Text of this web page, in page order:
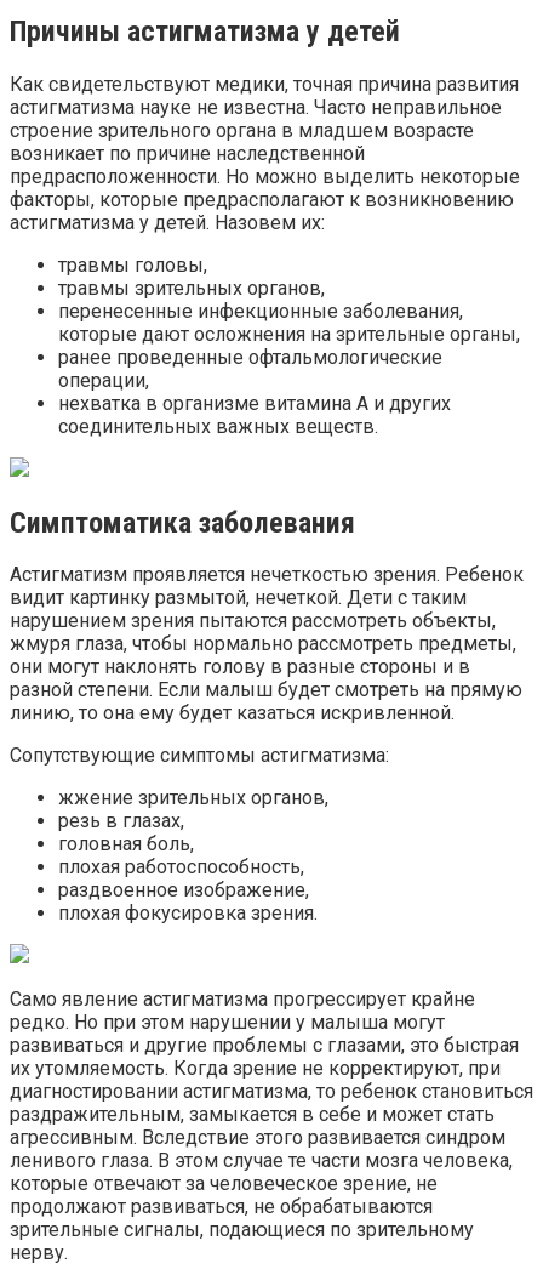
Причины астигматизма у детей
Как свидетельствуют медики, точная причина развития
астигматизма науке не известна. Часто неправильное
строение зрительного органа в младшем возрасте
возникает по причине наследственной
предрасположенности. Но можно выделить некоторые
факторы, которые предрасполагают к возникновению
астигматизма у детей. Назовем их:
травмы головы,
травмы зрительных органов,
перенесенные инфекционные заболевания,
которые дают осложнения на зрительные органы,
ранее проведенные офтальмологические
операции,
нехватка в организме витамина А и других
соединительных важных веществ.
Симптоматика заболевания
Астигматизм проявляется нечеткостью зрения. Ребенок
видит картинку размытой, нечеткой. Дети с таким
нарушением зрения пытаются рассмотреть объекты,
жмуря глаза, чтобы нормально рассмотреть предметы,
они могут наклонять голову в разные стороны и в
разной степени. Если малыш будет смотреть на прямую
линию, то она ему будет казаться искривленной.
Сопутствующие симптомы астигматизма:
жжение зрительных органов,
резь в глазах,
головная боль,
плохая работоспособность,
раздвоенное изображение,
плохая фокусировка зрения.
Само явление астигматизма прогрессирует крайне
редко. Но при этом нарушении у малыша могут
развиваться и другие проблемы с глазами, это быстрая
их утомляемость. Когда зрение не корректируют, при
диагностировании астигматизма, то ребенок становиться
раздражительным, замыкается в себе и может стать
агрессивным. Вследствие этого развивается синдром
ленивого глаза. В этом случае те части мозга человека,
которые отвечают за человеческое зрение, не
продолжают развиваться, не обрабатываются
зрительные сигналы, подающиеся по зрительному
нерву.